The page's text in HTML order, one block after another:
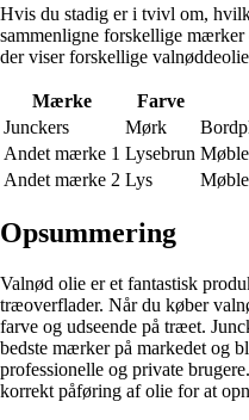
Hvis du stadig er i tvivl om,
sammenligne forskellige mærker
der viser forskellige
Mærke Farve
Junckers
Mørk
Andet mærke 1 Lysebrun
Andet mærke 2 Lys
Opsummering
Valnød olie er et fantastisk
træoverflader. Når du køber
farve og udseende på træet.
bedste mærker på markedet og
professionelle og private
korrekt påføring af olie for at